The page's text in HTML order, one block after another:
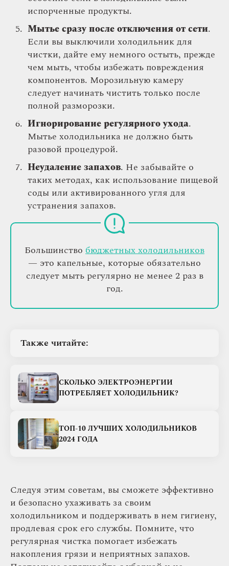
испорченные продукты.
Мытье сразу после отключения от сети.
Если вы выключили холодильник для
чистки, дайте ему немного остыть, прежде
чем мыть, чтобы избежать повреждения
компонентов. Морозильную камеру
следует начинать чистить только после
полной разморозки.
Игнорирование регулярного ухода.
Мытье холодильника не должно быть
разовой процедурой.
Неудаление запахов. Не забывайте о
таких методах, как использование пищевой
соды или активированного угля для
устранения запахов.
Большинство бюджетных холодильников
— это капельные, которые обязательно
следует мыть регулярно не менее 2 раз в
год.
Также читайте:
СКОЛЬКО ЭЛЕКТРОЭНЕРГИИ
ПОТРЕБЛЯЕТ ХОЛОДИЛЬНИК?
ТОП-10 ЛУЧШИХ ХОЛОДИЛЬНИКОВ
2024 ГОДА
Следуя этим советам, вы сможете эффективно
и безопасно ухаживать за своим
холодильником и поддерживать в нем гигиену,
продлевая срок его службы. Помните, что
регулярная чистка помогает избежать
накопления грязи и неприятных запахов.